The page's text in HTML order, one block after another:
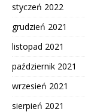
styczeń 2022
grudzień 2021
listopad 2021
październik 2021
wrzesień 2021
sierpień 2021